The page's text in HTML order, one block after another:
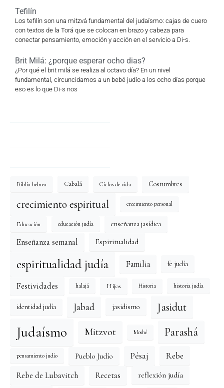
Tefilín
Los tefilín son una mitzvá fundamental del judaísmo: cajas de cuero
con textos de la Torá que se colocan en brazo y cabeza para
conectar pensamiento, emoción y acción en el servicio a Di-s.
Brit Milá: ¿porque esperar ocho dias?
¿Por qué el brit milá se realiza al octavo día? En un nivel
fundamental, circuncidamos a un bebé judío a los ocho días porque
eso es lo que Di-s nos
Biblia hebrea Cabalá Ciclos de vida Costumbres
crecimiento espiritual crecimiento personal
Educación educación judía enseñanza jasídica
Enseñanza semanal Espiritualidad
espiritualidad judía Familia fe judía
Festividades halajá Hijos Historia historia judía
identidad judía Jabad jasidismo Jasidut
Judaísmo Mitzvot Moshé Parashá
pensamiento judío Pueblo Judío Pésaj Rebe
Rebe de Lubavitch Recetas reflexión judía